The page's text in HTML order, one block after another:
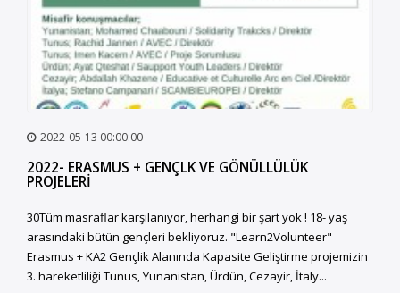
2022-05-13 00:00:00
2022- ERASMUS + GENÇLK VE GÖNÜLLÜLÜK
PROJELERİ
30Tüm masraflar karşılanıyor, herhangi bir şart yok ! 18- yaş
arasındaki bütün gençleri bekliyoruz. "Learn2Volunteer"
Erasmus + KA2 Gençlik Alanında Kapasite Geliştirme projemizin
3. hareketliliği Tunus, Yunanistan, Ürdün, Cezayir, İtaly...